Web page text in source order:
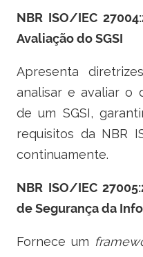
NBR ISO/IEC
Avaliação do SGSI
Apresenta
analisar e avaliar o
de um SGSI,
requisitos da NBR
continuamente.
NBR ISO/IEC
de Segurança da
Fornece um